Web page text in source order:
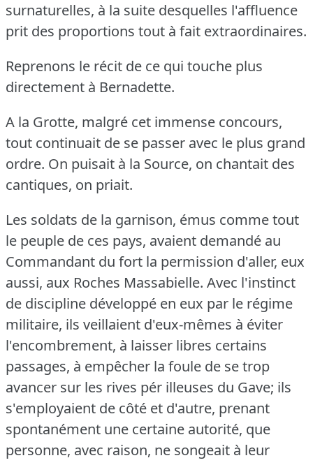
surnaturelles, à la suite desquelles l'affluence
prit des proportions tout à fait extraordinaires.
Reprenons le récit de ce qui touche plus
directement à Bernadette.
A la Grotte, malgré cet immense concours,
tout continuait de se passer avec le plus grand
ordre. On puisait à la Source, on chantait des
cantiques, on priait.
Les soldats de la garnison, émus comme tout
le peuple de ces pays, avaient demandé au
Commandant du fort la permission d'aller, eux
aussi, aux Roches Massabielle. Avec l'instinct
de discipline développé en eux par le régime
militaire, ils veillaient d'eux-mêmes à éviter
l'encombrement, à laisser libres certains
passages, à empêcher la foule de se trop
avancer sur les rives pér illeuses du Gave; ils
s'employaient de côté et d'autre, prenant
spontanément une certaine autorité, que
personne, avec raison, ne songeait à leur